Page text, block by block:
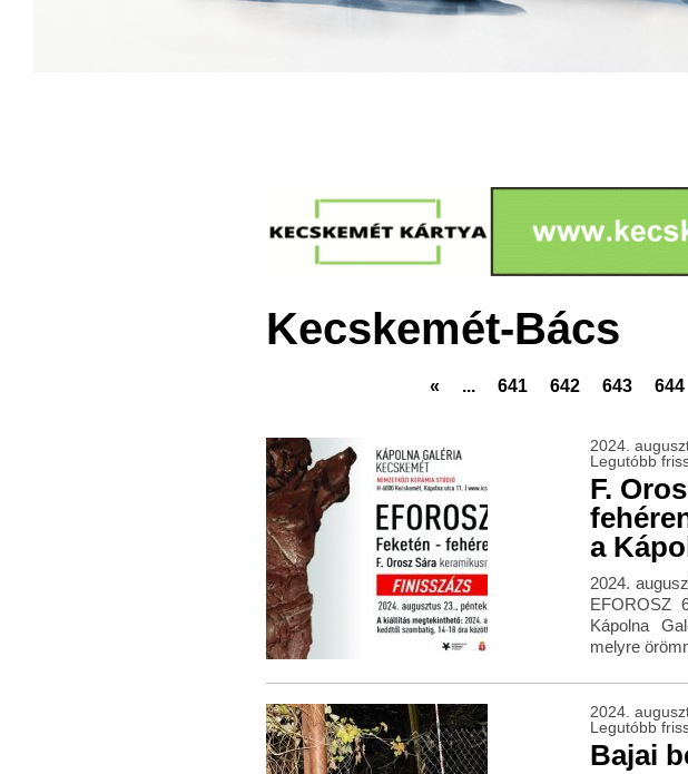
Kecskemét-Bács
« ... 641 642 643 644
2024.
Legutóbb
F.
a
2024.
EFOROSZ
Kápolna
melyre
2024.
Legutóbb
Bajai